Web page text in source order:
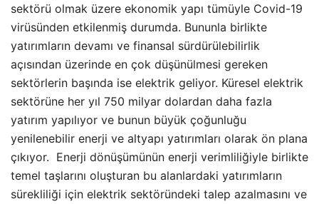
sektörü olmak üzere ekonomik yapı tümüyle Covid-19
virüsünden etkilenmiş durumda. Bununla birlikte
yatırımların devamı ve finansal sürdürülebilirlik
açısından üzerinde en çok düşünülmesi gereken
sektörlerin başında ise elektrik geliyor. Küresel elektrik
sektörüne her yıl 750 milyar dolardan daha fazla
yatırım yapılıyor ve bunun büyük çoğunluğu
yenilenebilir enerji ve altyapı yatırımları olarak ön plana
çıkıyor. Enerji dönüşümünün enerji verimliliğiyle birlikte
temel taşlarını oluşturan bu alanlardaki yatırımların
sürekliliği için elektrik sektöründeki talep azalmasını ve